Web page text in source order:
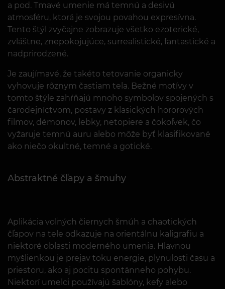
a pod. Tmavé umenie má temnú a desivú
atmosféru, ktorá je svojou povahou expresívna.
Tento štýl zvyčajne zobrazuje všetko ezoterické,
zvláštne, znepokojujúce, surrealistické, fantastické a
nadprirodzené.
Je zaujímavé, že takéto tetovanie organicky
vyhovuje rôznym častiam tela. Bežné motívy v
tomto štýle zahŕňajú mnoho symbolov spojených s
čarodejníctvom, postavy z klasických hororových
filmov, démonov, lebky, netopiere a čokoľvek, čo
vyžaruje temnú auru alebo môže byť klasifikované
ako niečo okultné, temné a gotické.
Abstraktné čľapy a šmuhy
Aplikácia voľných čiernych šmúh a chaotických
čľapov na tele odkazuje na orientálnu kaligrafiu a
niektoré oblasti moderného umenia. Hlavnou
myšlienkou je prejav toku energie, plynulosti času a
priestoru, ako aj pocitu spontánneho pohybu.
Niektorí umelci používajú šablóny, kefy alebo